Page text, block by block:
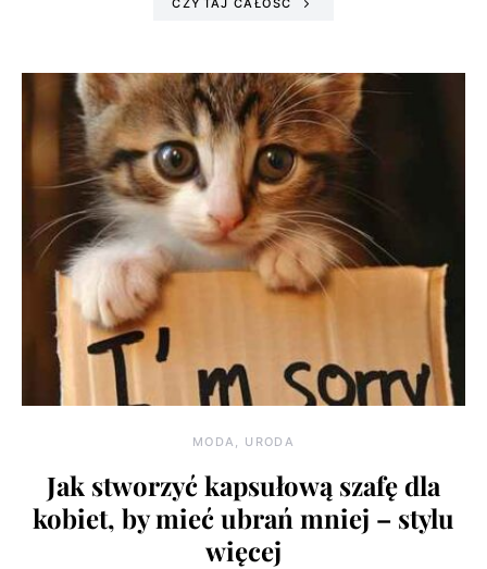
CZYTAJ CAŁOŚĆ
MODA, URODA
Jak stworzyć kapsułową szafę dla
kobiet, by mieć ubrań mniej – stylu
więcej